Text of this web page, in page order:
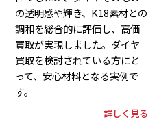
の透明感や輝き、K18素材との
調和を総合的に評価し、高価
買取が実現しました。ダイヤ
買取を検討されている方にと
って、安心材料となる実例で
す。
詳しく見る